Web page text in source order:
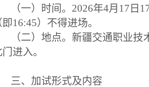
（一）时间。2026年4月17日
即16:45）不得进场。
（二）地点。新疆交通职业技
进入。
三、加试形式及内容